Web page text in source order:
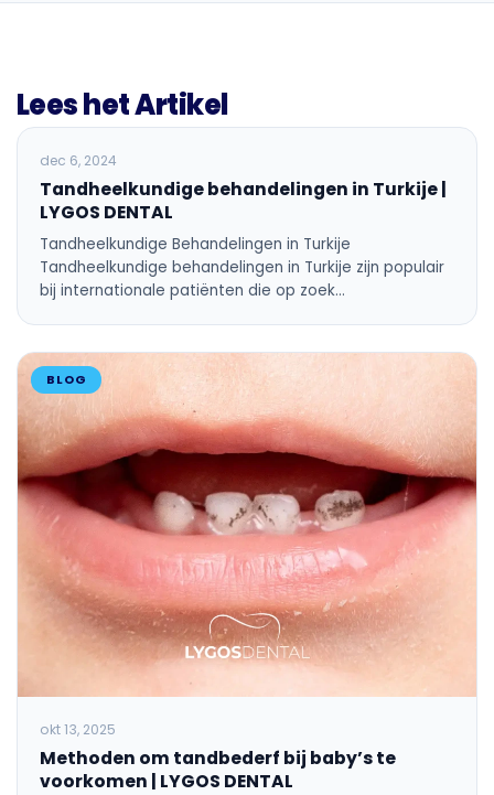
Lees het Artikel
BLOG
dec 6, 2024
Tandheelkundige behandelingen in Turkije |
LYGOS DENTAL
Tandheelkundige Behandelingen in Turkije
Tandheelkundige behandelingen in Turkije zijn populair
bij internationale patiënten die op zoek…
BLOG
okt 13, 2025
Methoden om tandbederf bij baby’s te
voorkomen | LYGOS DENTAL